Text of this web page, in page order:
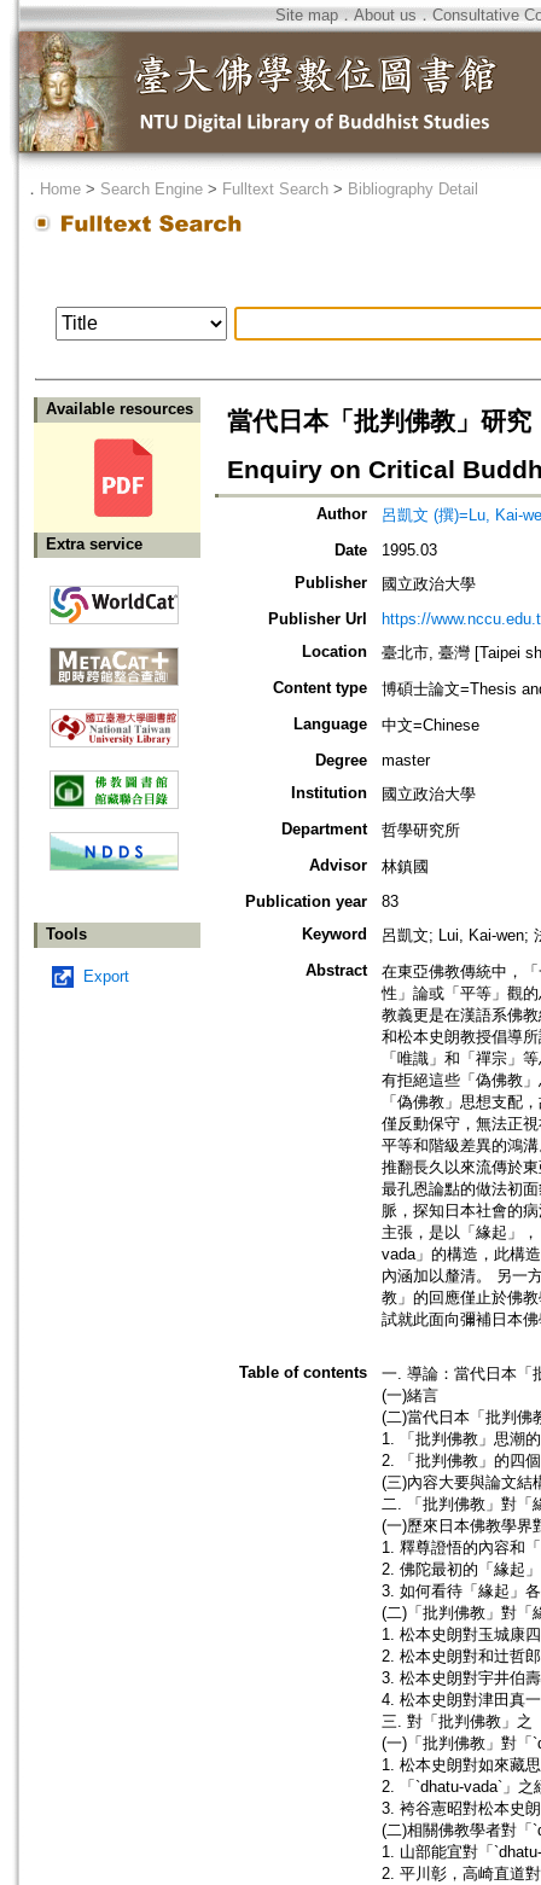
Site map．About us ． Consultative
． Home > Search Engine > Fulltext Search > Bibliography Detail
Available resources
Extra service
Tools
Export
當代日本「批判佛教」研
Enquiry on Critical
Author
呂凱文 (撰)=Lu, Kai-
Date
1995.03
Publisher
國立政治大學
Publisher Url
https://
Location
臺北市, 臺灣 [Taipei
Content type
博碩士論文=Thesis
Language
中文=Chinese
Degree
master
Institution
國立政治大學
Department
哲學研究所
Advisor
林鎮國
Publication year
83
Keyword
呂凱文; Lui, Kai-wen;
Abstract
在東亞佛教傳統中，
性」論或「平等」觀
教義更是在漢語系佛
和松本史朗教授倡導
「唯識」和「禪宗」
有拒絕這些「偽佛教
「偽佛教」思想支配
僅反動保守，無法正
平等和階級差異的鴻
推翻長久以來流傳於
最孔恩論點的做法初
脈，探知日本社會的
主張，是以「緣起」
vada」的構造，此構
內涵加以釐清。 另一
教」的回應僅止於佛
試就此面向彌補日本
Table of contents
一. 導論：當代日本「
(一)緒言
(二)當代日本「批判佛
1. 「批判佛教」思潮
2. 「批判佛教」的四
(三)內容大要與論文結
二. 「批判佛教」對「
(一)歷來日本佛教學界
1. 釋尊證悟的內容和
2. 佛陀最初的「緣起
3. 如何看待「緣起」
(二)「批判佛教」對「
1. 松本史朗對玉城康
2. 松本史朗對和辻哲
3. 松本史朗對宇井伯
4. 松本史朗對津田真
三. 對「批判佛教」之
(一)「批判佛教」對「
1. 松本史朗對如來藏
2. 「`dhatu-vada`」之
3. 袴谷憲昭對松本史
(二)相關佛教學者對「
1. 山部能宜對「
2. 平川彰，高崎直道